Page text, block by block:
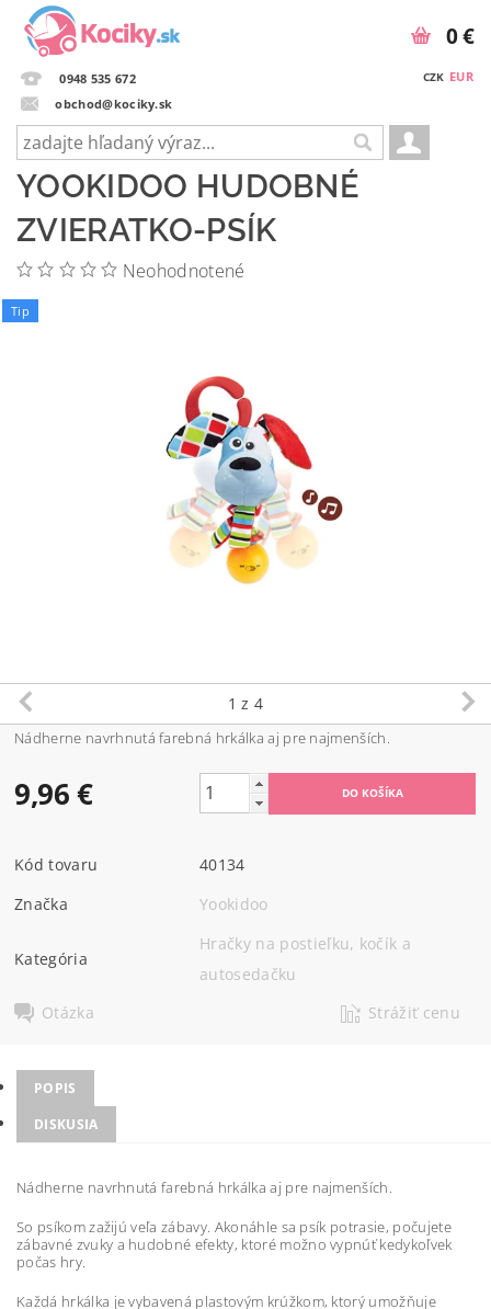
0948 535 672
obchod@kociky.sk
CZK EUR
0 €
YOOKIDOO HUDOBNÉ
ZVIERATKO-PSÍK
Neohodnotené
Tip
1 z 4
Nádherne navrhnutá farebná hrkálka aj pre najmenších.
9,96 €
Kód tovaru
40134
Značka
Yookidoo
Kategória
Hračky na postieľku, kočík a
autosedačku
Otázka
Strážiť cenu
POPIS
DISKUSIA
Nádherne navrhnutá farebná hrkálka aj pre najmenších.
So psíkom zažijú veľa zábavy. Akonáhle sa psík potrasie, počujete
zábavné zvuky a hudobné efekty, ktoré možno vypnúť kedykoľvek
počas hry.
Každá hrkálka jevybavená plastovým krúžkom, ktorý umožňuje